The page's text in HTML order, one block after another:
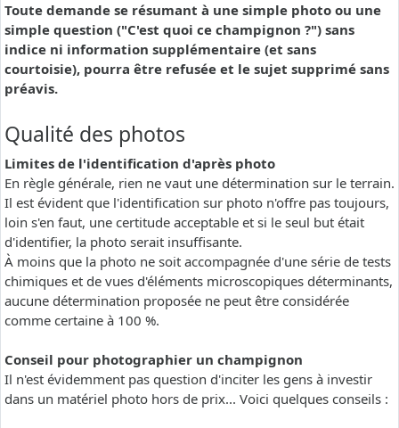
Toute demande se résumant à une simple photo ou une
simple question ("C'est quoi ce champignon ?") sans
indice ni information supplémentaire (et sans
courtoisie), pourra être refusée et le sujet supprimé sans
préavis.
Qualité des photos
Limites de l'identification d'après photo
En règle générale, rien ne vaut une détermination sur le terrain.
Il est évident que l'identification sur photo n'offre pas toujours,
loin s'en faut, une certitude acceptable et si le seul but était
d'identifier, la photo serait insuffisante.
À moins que la photo ne soit accompagnée d'une série de tests
chimiques et de vues d'éléments microscopiques déterminants,
aucune détermination proposée ne peut être considérée
comme certaine à 100 %.
Conseil pour photographier un champignon
Il n'est évidemment pas question d'inciter les gens à investir
dans un matériel photo hors de prix... Voici quelques conseils :